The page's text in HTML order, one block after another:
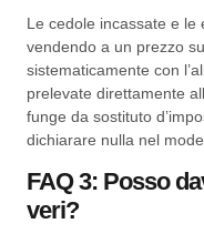
Le cedole incassate e le
vendendo a un prezzo
sistematicamente con
prelevate direttamente
funge da sostituto
dichiarare nulla nel
FAQ 3: Posso
veri?